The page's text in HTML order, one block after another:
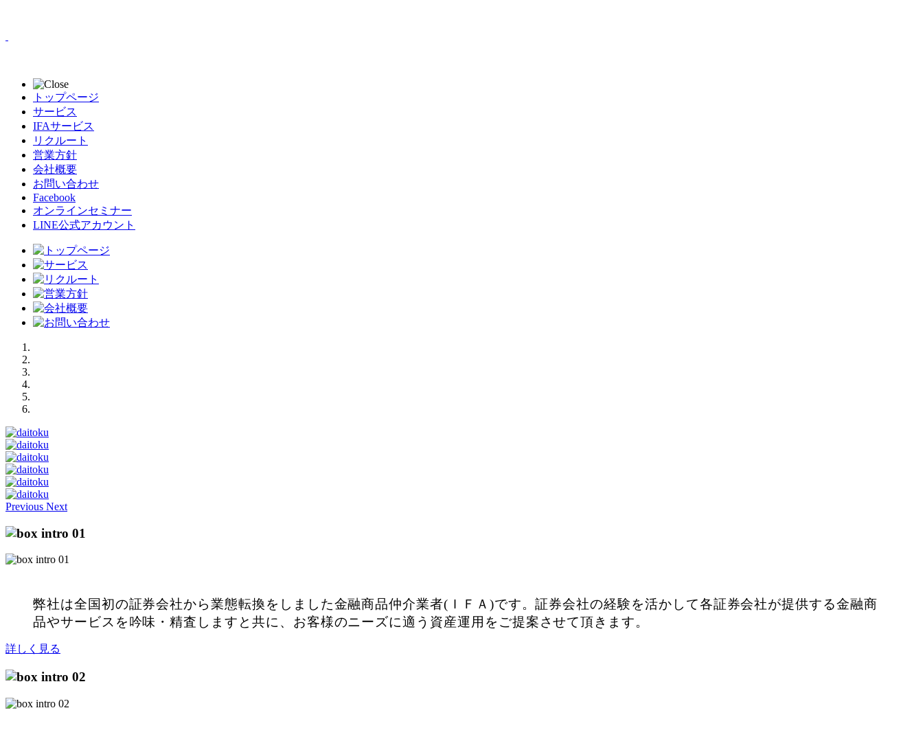
トップページ
サービス
IFAサービス
リクルート
営業方針
会社概要
お問い合わせ
Facebook
オンラインセミナー
LINE公式アカウント
Previous Next
弊社は全国初の証券会社から業態転換をしました金融商品仲介業者(ＩＦＡ)です。証券会社の経験を活かして各証券会社が提供する金融商
品やサービスを吟味・精査しますと共に、お客様のニーズに適う資産運用をご提案させて頂きます。
詳しく見る